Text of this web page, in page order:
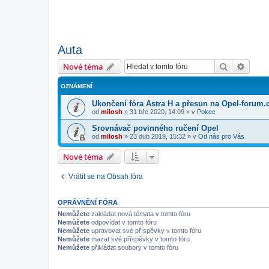
Auta
Nové téma Hledat
OZNÁMENÍ
Ukončení fóra Astra H a přesun na Opel-
od milosh » 31 bře 2020, 14:09 » v Pokec
Srovnávač povinného ručení Opel
od milosh » 23 dub 2019, 15:32 » v Od nás pro Vás
Nové téma
Vrátit se na Obsah fóra
OPRÁVNĚNÍ FÓRA
Nemůžete zakládat nová témata v tomto fóru
Nemůžete odpovídat v tomto fóru
Nemůžete upravovat své příspěvky v tomto fóru
Nemůžete mazat své příspěvky v tomto fóru
Nemůžete přikládat soubory v tomto fóru